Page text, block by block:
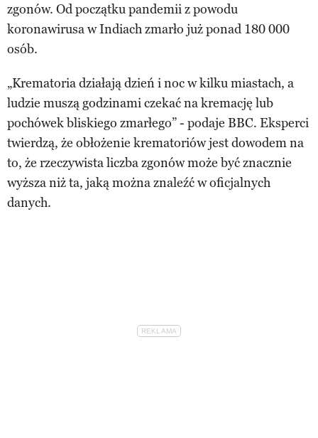
zgonów. Od początku pandemii z powodu
koronawirusa w Indiach zmarło już ponad 180 000
osób.
„Krematoria działają dzień i noc w kilku miastach, a
ludzie muszą godzinami czekać na kremację lub
pochówek bliskiego zmarłego” - podaje BBC. Eksperci
twierdzą, że obłożenie krematoriów jest dowodem na
to, że rzeczywista liczba zgonów może być znacznie
wyższa niż ta, jaką można znaleźć w oficjalnych
danych.